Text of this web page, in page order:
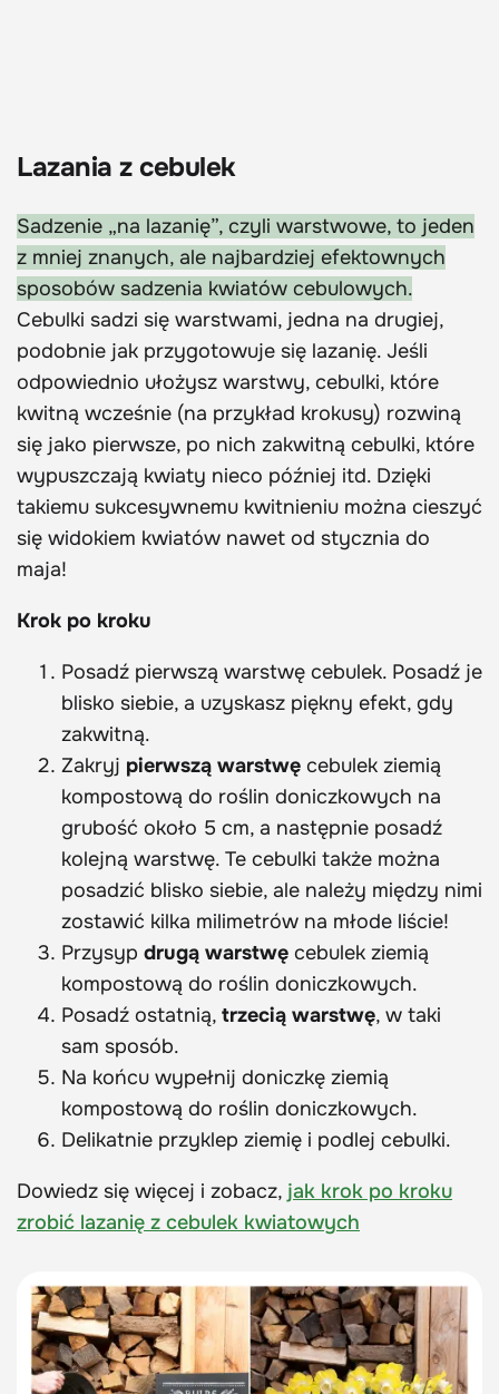
Lazania z cebulek
Sadzenie „na lazanię”, czyli warstwowe, to jeden
z mniej znanych, ale najbardziej efektownych
sposobów sadzenia kwiatów cebulowych.
Cebulki sadzi się warstwami, jedna na drugiej,
podobnie jak przygotowuje się lazanię. Jeśli
odpowiednio ułożysz warstwy, cebulki, które
kwitną wcześnie (na przykład krokusy) rozwiną
się jako pierwsze, po nich zakwitną cebulki, które
wypuszczają kwiaty nieco później itd. Dzięki
takiemu sukcesywnemu kwitnieniu można cieszyć
się widokiem kwiatów nawet od stycznia do
maja!
Krok po kroku
Posadź pierwszą warstwę cebulek. Posadź je
blisko siebie, a uzyskasz piękny efekt, gdy
zakwitną.
Zakryj pierwszą warstwę cebulek ziemią
kompostową do roślin doniczkowych na
grubość około 5 cm, a następnie posadź
kolejną warstwę. Te cebulki także można
posadzić blisko siebie, ale należy między nimi
zostawić kilka milimetrów na młode liście!
Przysyp drugą warstwę cebulek ziemią
kompostową do roślin doniczkowych.
Posadź ostatnią, trzecią warstwę, w taki
sam sposób.
Na końcu wypełnij doniczkę ziemią
kompostową do roślin doniczkowych.
Delikatnie przyklep ziemię i podlej cebulki.
Dowiedz się więcej i zobacz, jak krok po kroku
zrobić lazanię z cebulek kwiatowych